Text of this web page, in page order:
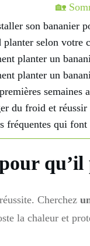
🏡
son bananier
planter selon votre
planter un
planter un
semaines
du froid et
fréquentes qui
qu’il
Cherchez
la chaleur et